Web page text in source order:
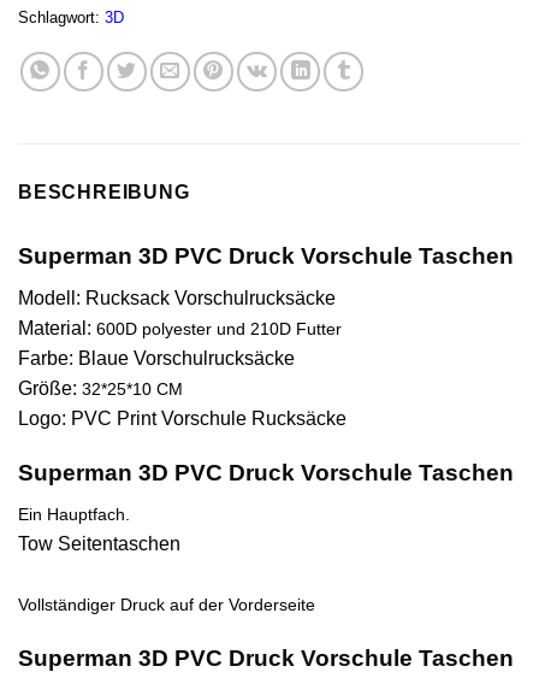
Schlagwort: 3D
BESCHREIBUNG
Superman 3D PVC Druck Vorschule Taschen
Modell: Rucksack Vorschulrucksäcke
Material: 600D polyester und 210D Futter
Farbe: Blaue Vorschulrucksäcke
Größe: 32*25*10 CM
Logo: PVC Print Vorschule Rucksäcke
Superman 3D PVC Druck Vorschule Taschen
Ein Hauptfach.
Tow Seitentaschen
Vollständiger Druck auf der Vorderseite
Superman 3D PVC Druck Vorschule Taschen